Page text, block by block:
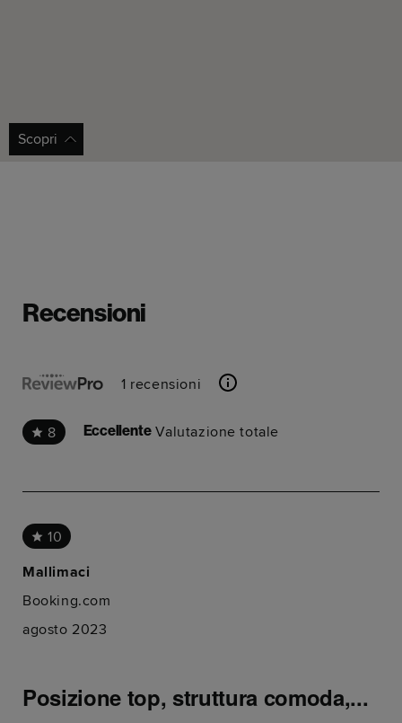
Scopri
Parcheggio a pagamento più vicino a Bermonds Locke.
Recensioni
1 recensioni
8 Eccellente Valutazione totale
10
Mallimaci
Booking.com
agosto 2023
Posizione top, struttura comoda,...